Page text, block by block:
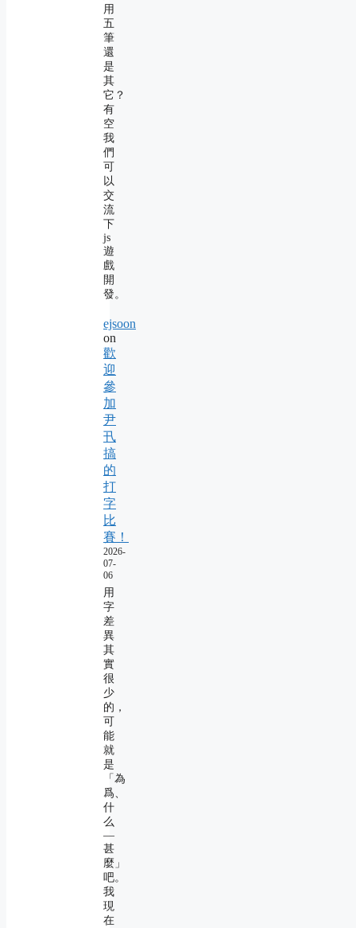
用
五
筆
還
是
其
它？
有
空
我
們
可
以
交
流
下
js
遊
戲
開
發。
ejsoon
on
歡
迎
參
加
尹
卂
搞
的
打
字
比
賽！
2026-
07-
06
用
字
差
異
其
實
很
少
的，
可
能
就
是
「為
爲、
什
么
―
甚
麼」
吧。
我
現
在